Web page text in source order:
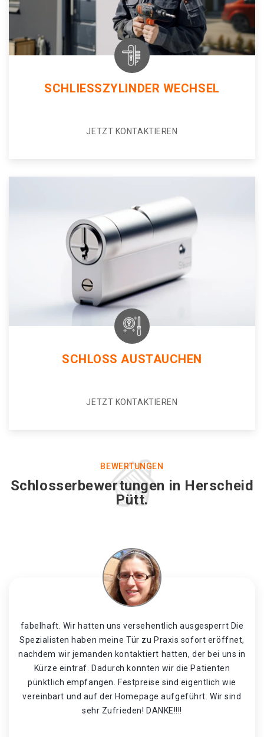
SCHLIESSZYLINDER WECHSEL
JETZT KONTAKTIEREN
SCHLOSS AUSTAUCHEN
JETZT KONTAKTIEREN
BEWERTUNGEN
Schlosserbewertungen in Herscheid
Pütt.
fabelhaft. Wir hatten uns versehentlich ausgesperrt Die
Spezialisten haben meine Tür zu Praxis sofort eröffnet,
nachdem wir jemanden kontaktiert hatten, der bei uns in
Kürze eintraf. Dadurch konnten wir die Patienten
pünktlich empfangen. Festpreise sind eigentlich wie
vereinbart und auf der Homepage aufgeführt. Wir sind
sehr Zufrieden! DANKE!!!!